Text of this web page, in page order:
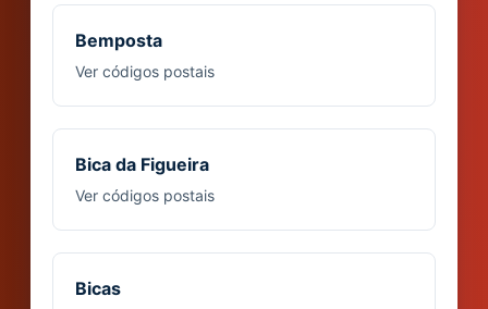
Bemposta
Ver códigos postais
Bica da Figueira
Ver códigos postais
Bicas